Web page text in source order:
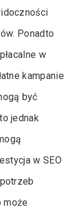
Ponadto
w
kampanie
być
jednak
w SEO
może